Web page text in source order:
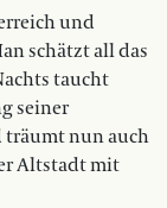
und
schätzt all das
taucht
seiner
träumt nun auch
Altstadt mit